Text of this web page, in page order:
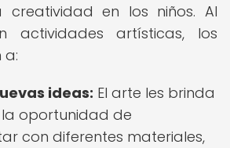
en los niños. Al
actividades artísticas, los
a:
ideas: El arte les brinda
la oportunidad de
con diferentes materiales,